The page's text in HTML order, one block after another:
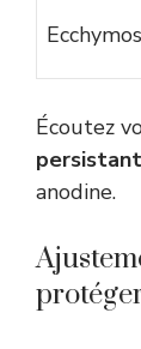
Écoutez
anodine.